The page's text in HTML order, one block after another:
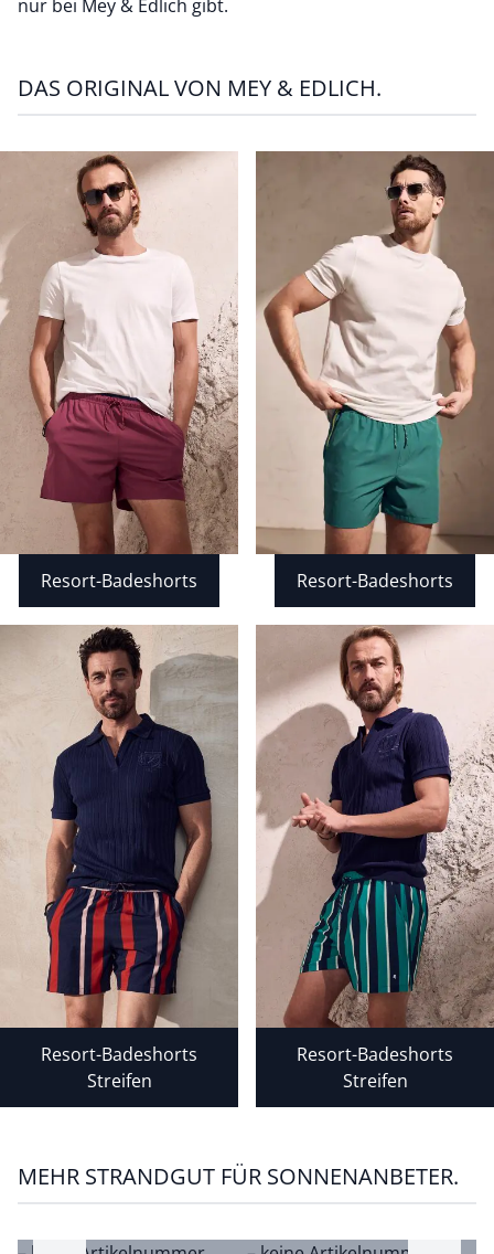
nur bei Mey & Edlich gibt.
DAS ORIGINAL VON MEY & EDLICH.
Bildverlinkung
Resort-Badeshorts
Bildverlinkung
Resort-Badeshorts
Bildverlinkung
Resort-Badeshorts
Streifen
Bildverlinkung
Resort-Badeshorts
Streifen
MEHR STRANDGUT FÜR SONNENANBETER.